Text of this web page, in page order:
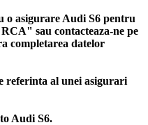
o asigurare Audi S6 pentru
sau contacteaza-ne pe
completarea datelor
referinta al unei asigurari
Audi S6.